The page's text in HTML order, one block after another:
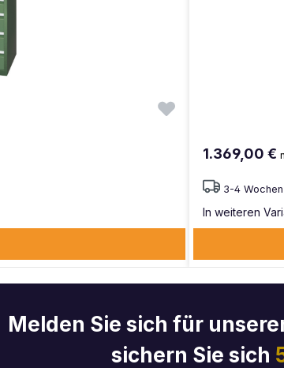
1.369,00 €
3-4 Wochen
In weiteren
Melden Sie sich für
sichern Sie sich